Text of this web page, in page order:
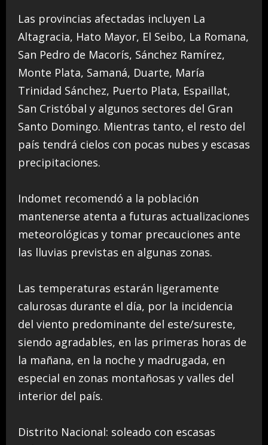
Las provincias afectadas incluyen La
Altagracia, Hato Mayor, El Seibo, La Romana,
San Pedro de Macorís, Sánchez Ramírez,
Monte Plata, Samaná, Duarte, María
Trinidad Sánchez, Puerto Plata, Espaillat,
San Cristóbal y algunos sectores del Gran
Santo Domingo. Mientras tanto, el resto del
país tendrá cielos con pocas nubes y escasas
precipitaciones.
Indomet recomendó a la población
mantenerse atenta a futuras actualizaciones
meteorológicas y tomar precauciones ante
las lluvias previstas en algunas zonas.
Las temperaturas estarán ligeramente
calurosas durante el día, por la incidencia
del viento predominante del este/sureste,
siendo agradables, en las primeras horas de
la mañana, en la noche y madrugada, en
especial en zonas montañosas y valles del
interior del país.
Distrito Nacional: soleado con escasas